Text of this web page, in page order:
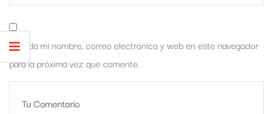
Guarda mi nombre, correo electrónico y web en este navegador
para la próxima vez que comente.